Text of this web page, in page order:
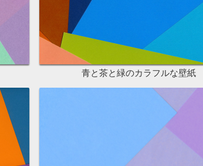
青と茶と緑のカラフルな壁紙